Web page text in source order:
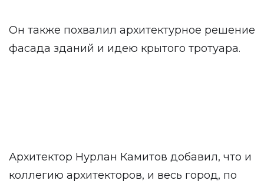
Он также похвалил архитектурное решение
фасада зданий и идею крытого тротуара.
Архитектор Нурлан Камитов добавил, что и
коллегию архитекторов, и весь город, по